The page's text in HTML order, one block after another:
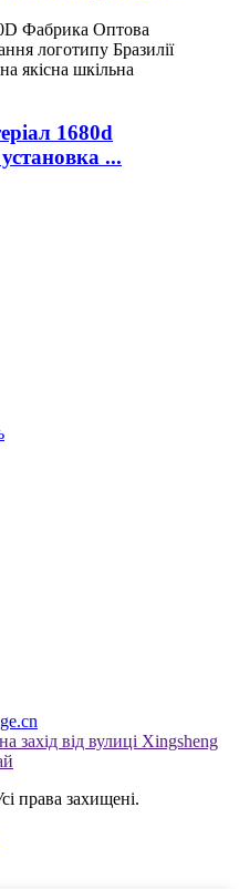
1680d
...
захід від вулиці Xingsheng
права захищені.